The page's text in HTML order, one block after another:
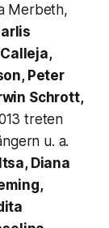
Merbeth,
Peter
Schrott,
treten
u. a.
Diana